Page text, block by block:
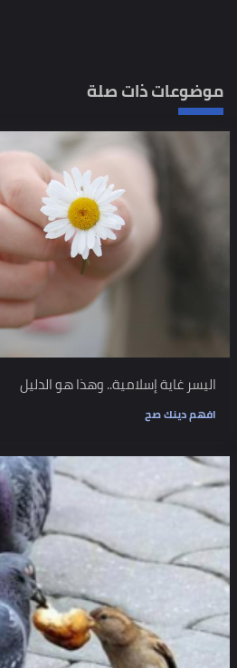
موضوعات ذات صلة
اليسر غاية إسلامية.. وهذا هو الدليل
افهم دينك صح